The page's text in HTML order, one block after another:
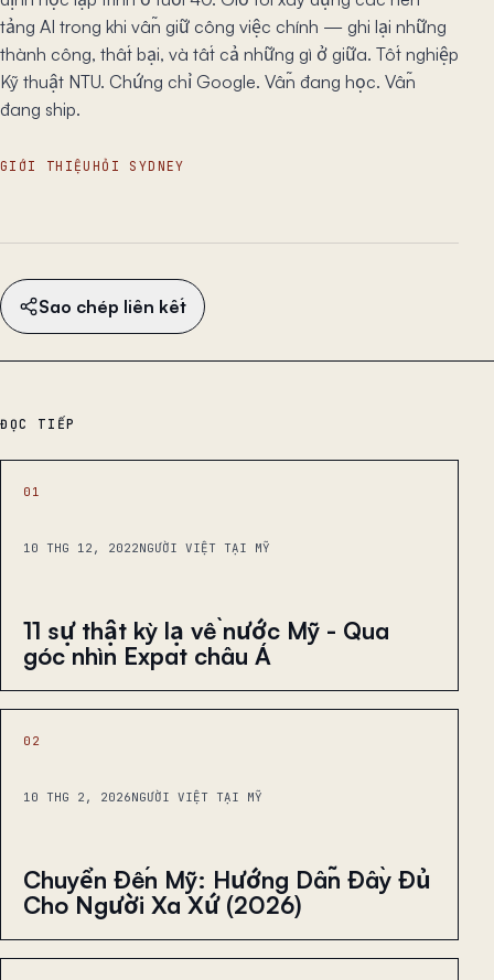
tảng AI trong khi vẫn giữ công việc chính — ghi lại những
thành công, thất bại, và tất cả những gì ở giữa. Tốt nghiệp
Kỹ thuật NTU. Chứng chỉ Google. Vẫn đang học. Vẫn
đang ship.
GIỚI THIỆU HỎI SYDNEY
Sao chép liên kết
ĐỌC TIẾP
01
10 THG 12, 2022NGƯỜI VIỆT TẠI MỸ
11 sự thật kỳ lạ về nước Mỹ - Qua
góc nhìn Expat châu Á
02
10 THG 2, 2026NGƯỜI VIỆT TẠI MỸ
Chuyển Đến Mỹ: Hướng Dẫn Đầy Đủ
Cho Người Xa Xứ (2026)